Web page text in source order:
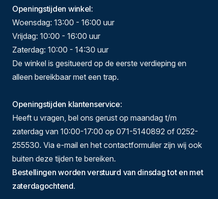
Openingstijden winkel:
Woensdag: 13:00 - 16:00 uur
Vrijdag: 10:00 - 16:00 uur
Zaterdag: 10:00 - 14:30 uur
De winkel is gesitueerd op de eerste verdieping en
alleen bereikbaar met een trap.
Openingstijden klantenservice:
Heeft u vragen, bel ons gerust op maandag t/m
zaterdag van 10:00-17:00 op 071-5140892 of 0252-
255530. Via e-mail en het contactformulier zijn wij ook
buiten deze tijden te bereiken.
Bestellingen worden verstuurd van dinsdag tot en met
zaterdagochtend.